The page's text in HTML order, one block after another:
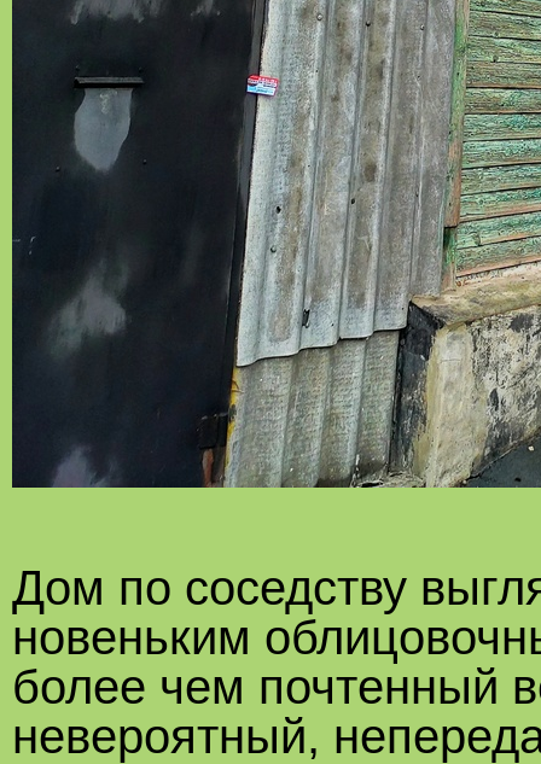
Дом по соседству
новеньким
более чем почтенный
невероятный,